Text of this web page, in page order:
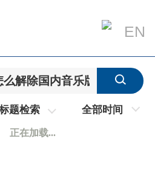
EN
题检索 全部时间
正在加载...